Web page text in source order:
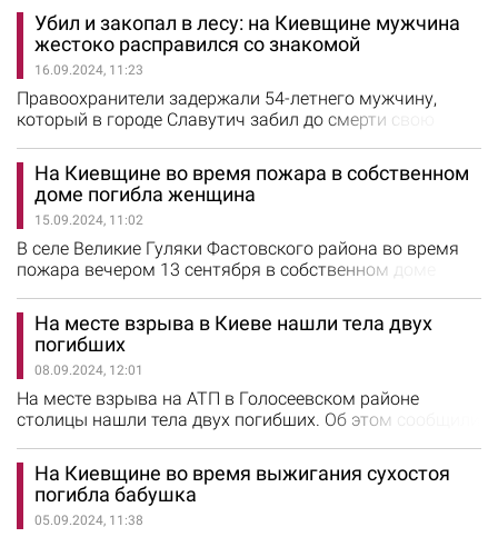
оперативно-диспетчерскую службу поступило
сообщение, что в местном пруду тонет женщина. Когда
спасатели прибыли на место, тело уже было на
поверхности воды. С помощью надувной лодки и
веревки спасатели достали погибшую…
Убил и закопал в лесу: на Киевщине мужчина
жестоко расправился со знакомой
16.09.2024, 11:23
Правоохранители задержали 54-летнего мужчину,
который в городе Славутич забил до смерти свою
в полиции Киевской области. Так, 9 сентября в
полицию обратилась женщина, которая сообщила об
исчезновении своей 33-летней дочери.
Правоохранители выяснили, что накануне женщина
находилась в компании двух знакомых мужчин…
На Киевщине во время пожара в собственном
доме погибла женщина
15.09.2024, 11:02
В селе Великие Гуляки Фастовского района во время
пожара вечером 13 сентября в собственном доме
области. Когда спасатели прибыли на место, горел
частный дом на площади 78 кв.м и расположенная
рядом хозяйственная постройка. Во время проведения
разведки было найдено тело 62-летней женщины.
Пожар ликвидировали в 23:30.…
На месте взрыва в Киеве нашли тела двух
погибших
08.09.2024, 12:01
На месте взрыва на АТП в Голосеевском районе
столицы нашли тела двух погибших. Об этом сообщили
автотранспортного предприятия частично разрушено.
Поисковые и аварийно-спасательные работы
продолжаются. Детали взрыва выясняют
правоохранители.
На Киевщине во время выжигания сухостоя
погибла бабушка
05.09.2024, 11:38